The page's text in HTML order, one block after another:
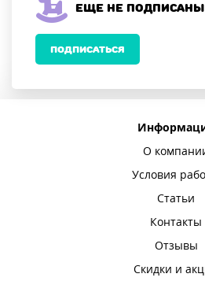
Еще не подписаны
ПОДПИСАТЬСЯ
О
Условия
Статьи
Контакты
Отзывы
Скидки и